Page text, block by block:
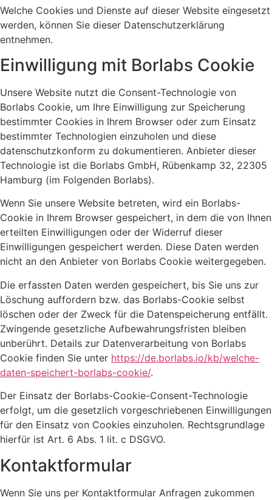
Welche Cookies und Dienste auf dieser Website eingesetzt
werden, können Sie dieser Datenschutzerklärung
entnehmen.
Einwilligung mit Borlabs Cookie
Unsere Website nutzt die Consent-Technologie von
Borlabs Cookie, um Ihre Einwilligung zur Speicherung
bestimmter Cookies in Ihrem Browser oder zum Einsatz
bestimmter Technologien einzuholen und diese
datenschutzkonform zu dokumentieren. Anbieter dieser
Technologie ist die Borlabs GmbH, Rübenkamp 32, 22305
Hamburg (im Folgenden Borlabs).
Wenn Sie unsere Website betreten, wird ein Borlabs-
Cookie in Ihrem Browser gespeichert, in dem die von Ihnen
erteilten Einwilligungen oder der Widerruf dieser
Einwilligungen gespeichert werden. Diese Daten werden
nicht an den Anbieter von Borlabs Cookie weitergegeben.
Die erfassten Daten werden gespeichert, bis Sie uns zur
Löschung auffordern bzw. das Borlabs-Cookie selbst
löschen oder der Zweck für die Datenspeicherung entfällt.
Zwingende gesetzliche Aufbewahrungsfristen bleiben
unberührt. Details zur Datenverarbeitung von Borlabs
Cookie finden Sie unter https://de.borlabs.io/kb/welche-
daten-speichert-borlabs-cookie/.
Der Einsatz der Borlabs-Cookie-Consent-Technologie
erfolgt, um die gesetzlich vorgeschriebenen Einwilligungen
für den Einsatz von Cookies einzuholen. Rechtsgrundlage
hierfür ist Art. 6 Abs. 1 lit. c DSGVO.
Kontaktformular
Wenn Sie uns per Kontaktformular Anfragen zukommen